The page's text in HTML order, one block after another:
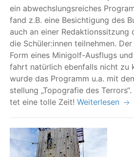
ein abwechs­lungs­rei­ches
fand z.B. eine Besich­ti­gung des
auch an einer Redak­ti­ons­sit­zung
die Schüler:innen teil­neh­men.
Form eines Mini­golf-Aus­flugs
fahrt natür­lich eben­falls nicht zu
wur­de das Pro­gramm u.a. mit
stel­lung „Topo­gra­fie des
tet eine tol­le Zeit! Weiterlesen